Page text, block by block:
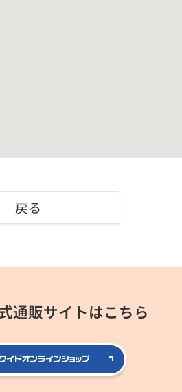
戻る
通販サイトはこちら
公式コロ